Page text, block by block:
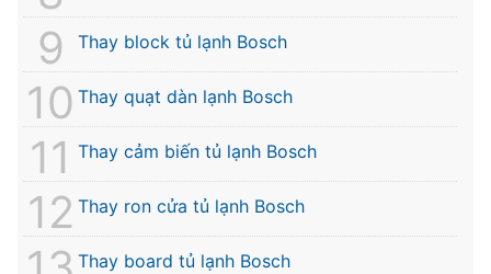
Thay block tủ lạnh Bosch
Thay quạt dàn lạnh Bosch
Thay cảm biến tủ lạnh Bosch
Thay ron cửa tủ lạnh Bosch
Thay board tủ lạnh Bosch